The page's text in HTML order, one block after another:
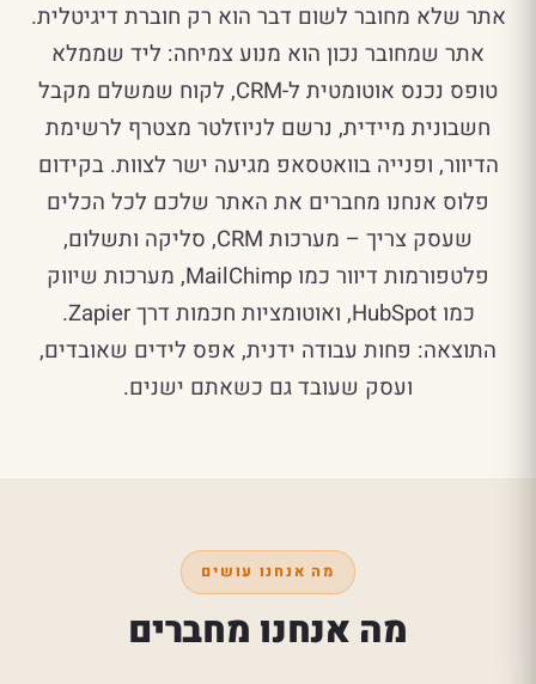
אתר שלא מחובר לשום דבר הוא רק חוברת דיגיטלית.
אתר שמחובר נכון הוא מנוע צמיחה: ליד שממלא
טופס נכנס אוטומטית ל-CRM, לקוח שמשלם מקבל
חשבונית מיידית, נרשם לניוזלטר מצטרף לרשימת
הדיוור, ופנייה בוואטסאפ מגיעה ישר לצוות. בקידום
פלוס אנחנו מחברים את האתר שלכם לכל הכלים
שעסק צריך – מערכות CRM, סליקה ותשלום,
פלטפורמות דיוור כמו MailChimp, מערכות שיווק
כמו HubSpot, ואוטומציות חכמות דרך Zapier.
התוצאה: פחות עבודה ידנית, אפס לידים שאובדים,
ועסק שעובד גם כשאתם ישנים.
מה אנחנו עושים
מה אנחנו מחברים